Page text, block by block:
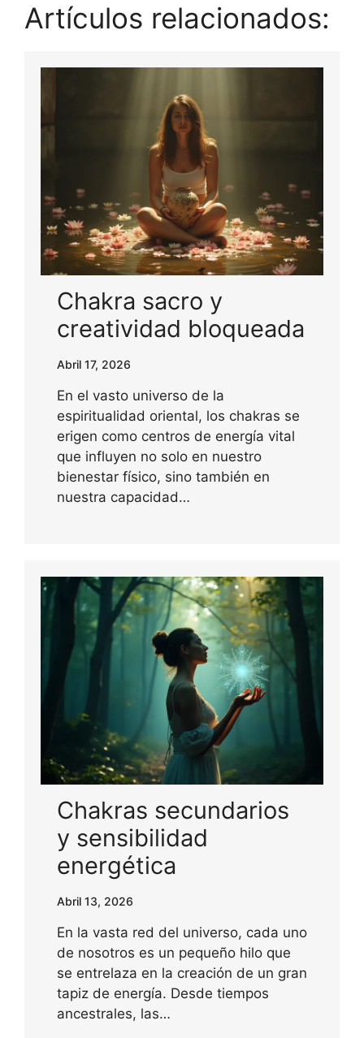
Artículos relacionados:
Chakra sacro y
creatividad bloqueada
Abril 17, 2026
En el vasto universo de la
espiritualidad oriental, los chakras se
erigen como centros de energía vital
que influyen no solo en nuestro
bienestar físico, sino también en
nuestra capacidad…
Chakras secundarios
y sensibilidad
energética
Abril 13, 2026
En la vasta red del universo, cada uno
de nosotros es un pequeño hilo que
se entrelaza en la creación de un gran
tapiz de energía. Desde tiempos
ancestrales, las…